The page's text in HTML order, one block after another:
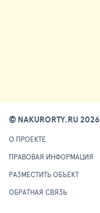
© NAKURORTY.RU 2026
О ПРОЕКТЕ
ПРАВОВАЯ ИНФОРМАЦИЯ
РАЗМЕСТИТЬ ОБЪЕКТ
ОБРАТНАЯ СВЯЗЬ